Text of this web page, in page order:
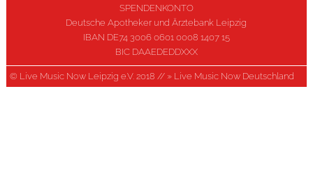
SPENDENKONTO
Deutsche Apotheker und Ärztebank Leipzig
IBAN DE74 3006 0601 0008 1407 15
BIC DAAEDEDDXXX
© Live Music Now Leipzig e.V. 2018 // » Live Music Now Deutschland